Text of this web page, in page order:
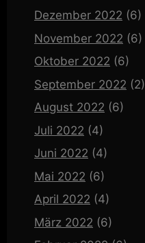
Dezember 2022 (6)
November 2022 (6)
Oktober 2022 (6)
September 2022 (2)
August 2022 (6)
Juli 2022 (4)
Juni 2022 (4)
Mai 2022 (6)
April 2022 (4)
März 2022 (6)